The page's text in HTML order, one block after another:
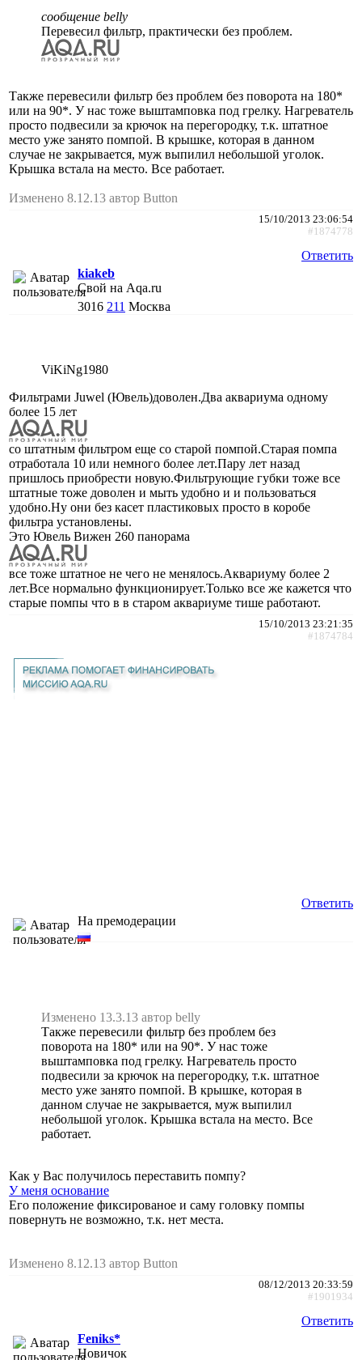
сообщение belly
Перевесил фильтр, практически без проблем.
Также перевесили фильтр без проблем без поворота на 180*
или на 90*. У нас тоже выштамповка под грелку. Нагреватель
просто подвесили за крючок на перегородку, т.к. штатное
место уже занято помпой. В крышке, которая в данном
случае не закрывается, муж выпилил небольшой уголок.
Крышка встала на место. Все работает.
Изменено 8.12.13 автор Button
15/10/2013 23:06:54
#1874778
Ответить
kiakeb
Свой на Aqa.ru
3016 211 Москва
ViKiNg1980
Фильтрами Juwel (Ювель)доволен.Два аквариума одному
более 15 лет
со штатным фильтром еще со старой помпой.Старая помпа
отработала 10 или немного более лет.Пару лет назад
пришлось приобрести новую.Фильтрующие губки тоже все
штатные тоже доволен и мыть удобно и и пользоваться
удобно.Ну они без касет пластиковых просто в коробе
фильтра установлены.
Это Ювель Вижен 260 панорама
все тоже штатное не чего не менялось.Аквариуму более 2
лет.Все нормально функционирует.Только все же кажется что
старые помпы что в в старом аквариуме тише работают.
15/10/2013 23:21:35
#1874784
Ответить
На премодерации
Изменено 13.3.13 автор belly
Также перевесили фильтр без проблем без
поворота на 180* или на 90*. У нас тоже
выштамповка под грелку. Нагреватель просто
подвесили за крючок на перегородку, т.к. штатное
место уже занято помпой. В крышке, которая в
данном случае не закрывается, муж выпилил
небольшой уголок. Крышка встала на место. Все
работает.
Как у Вас получилось переставить помпу?
У меня основание
Его положение фиксированое и саму головку помпы
повернуть не возможно, т.к. нет места.
Изменено 8.12.13 автор Button
08/12/2013 20:33:59
#1901934
Ответить
Feniks*
Новичок